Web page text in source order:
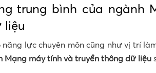
trung bình của ngành
liệu
năng lực chuyên môn cũng như vị trí
Mạng máy tính và truyền thôngdữ liệu